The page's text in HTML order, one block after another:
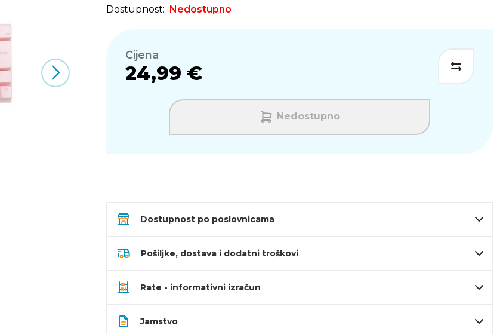
Dostupnost: Nedostupno
Cijena
24,99 €
Nedostupno
Dostupnost po poslovnicama
Pošiljke, dostava i dodatni troškovi
Rate - informativni izračun
Jamstvo